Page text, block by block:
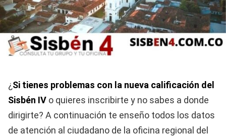
¿Si tienes problemas con la nueva calificación del
Sisbén IV o quieres inscribirte y no sabes a donde
dirigirte? A continuación te enseño todos los datos
de atención al ciudadano de la oficina regional del